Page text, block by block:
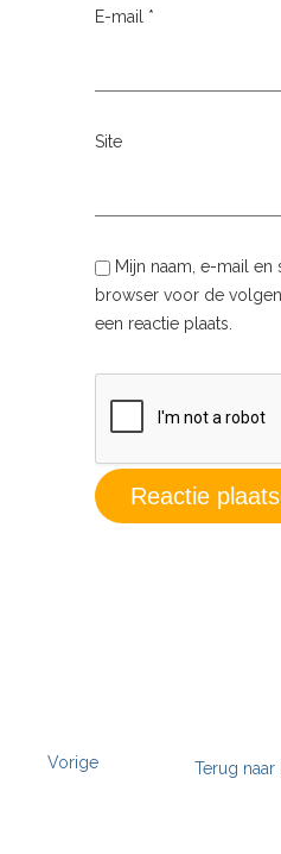
E-mail *
Site
Mijn naam, e-mail
browser voor de
een reactie plaats.
Vorige Terug